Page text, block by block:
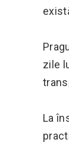
zile
La